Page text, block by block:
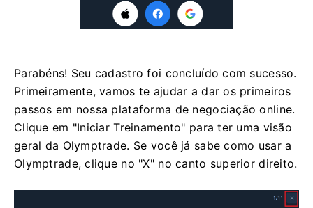
Parabéns! Seu cadastro foi concluído com sucesso.
Primeiramente, vamos te ajudar a dar os primeiros
passos em nossa plataforma de negociação online.
Clique em "Iniciar Treinamento" para ter uma visão
geral da Olymptrade. Se você já sabe como usar a
Olymptrade, clique no "X" no canto superior direito.